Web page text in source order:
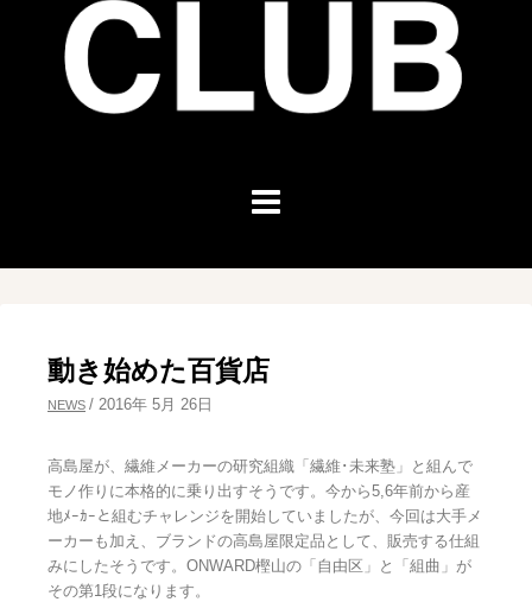
動き始めた百貨店
NEWS / 2016年 5月 26日
高島屋が、繊維メーカーの研究組織「繊維･未来塾」と組んで
モノ作りに本格的に乗り出すそうです。今から5,6年前から産
地ﾒｰｶｰと組むチャレンジを開始していましたが、今回は大手メ
ーカーも加え、ブランドの高島屋限定品として、販売する仕組
みにしたそうです。ONWARD樫山の「自由区」と「組曲」が
その第1段になります。